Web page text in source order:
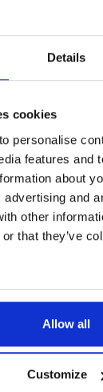
Details
cookies
personalise
features and
about
advertising and
other
that they’ve
Allow all
Customize
van 0
Sale bij
gestart!
te schaffen met
vind je een
gerenommeerde
andere
,Sculptures Jeux
Profiteer van
de voorraad
Ook dan
naar wens
mag verwachten.
showroom, doe
tijdens de
. De koffie of thee